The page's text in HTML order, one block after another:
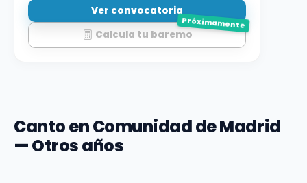
Ver convocatoria
Calcula tu baremo
Próximamente
Canto en Comunidad de Madrid
— Otros años